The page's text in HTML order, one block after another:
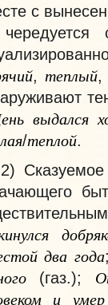
с
, теплый
выдался
/теплой.
два года
(газ.);
и умер